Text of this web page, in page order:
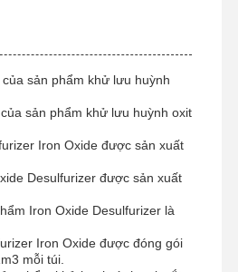
sản phẩm khử lưu huỳnh
sản phẩm khử lưu huỳnh oxit
Iron Oxide được sản xuất
Desulfurizer được sản xuất
Iron Oxide Desulfurizer là
Iron Oxide được đóng gói
mỗi túi.